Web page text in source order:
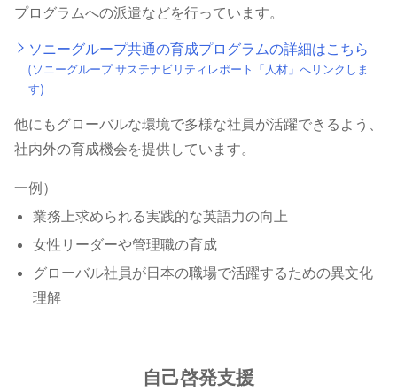
プログラムへの派遣などを行っています。
ソニーグループ共通の育成プログラムの詳細はこちら
(ソニーグループ サステナビリティレポート「人材」へリンクしま
す)
他にもグローバルな環境で多様な社員が活躍できるよう、
社内外の育成機会を提供しています。
一例）
業務上求められる実践的な英語力の向上
女性リーダーや管理職の育成
グローバル社員が日本の職場で活躍するための異文化
理解
自己啓発支援